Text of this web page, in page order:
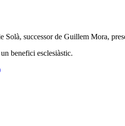
Solà, successor de Guillem Mora,
benefici esclesiàstic.